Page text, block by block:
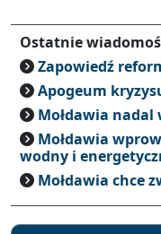
Ostatnie
Zapowiedź
Apogeum
Mołdawia nadal
Mołdawia
wodny i
Mołdawia chce